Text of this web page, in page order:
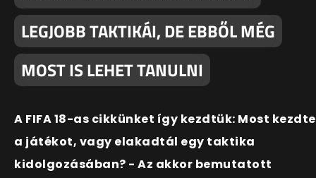
LEGJOBB TAKTIKÁI, DE EBBŐL MÉG
MOST IS LEHET TANULNI
A FIFA 18-as cikkünket így kezdtük: Most
a játékot, vagy elakadtál egy taktika
kidolgozásában? - Az akkor bemutatott